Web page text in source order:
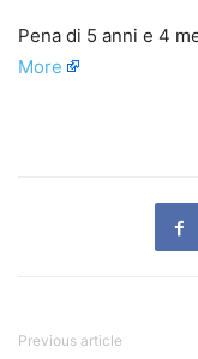
Pena di 5 anni e 4
More
Previous article